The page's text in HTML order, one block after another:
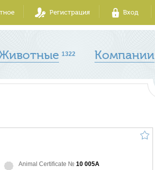
Регистрация Вход
1322 Компании
Animal Certificate № 10 005A